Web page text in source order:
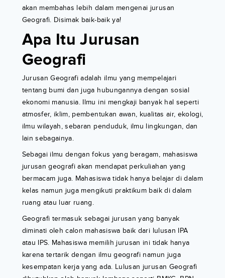
akan membahas lebih dalam mengenai jurusan
Geografi. Disimak baik-baik ya!
Apa Itu Jurusan
Geografi
Jurusan Geografi adalah ilmu yang mempelajari
tentang bumi dan juga hubungannya dengan sosial
ekonomi manusia. Ilmu ini mengkaji banyak hal seperti
atmosfer, iklim, pembentukan awan, kualitas air, ekologi,
ilmu wilayah, sebaran penduduk, ilmu lingkungan, dan
lain sebagainya.
Sebagai ilmu dengan fokus yang beragam, mahasiswa
jurusan geografi akan mendapat perkuliahan yang
bermacam juga. Mahasiswa tidak hanya belajar di dalam
kelas namun juga mengikuti praktikum baik di dalam
ruang atau luar ruang.
Geografi termasuk sebagai jurusan yang banyak
diminati oleh calon mahasiswa baik dari lulusan IPA
atau IPS. Mahasiswa memilih jurusan ini tidak hanya
karena tertarik dengan ilmu geografi namun juga
kesempatan kerja yang ada. Lulusan jurusan Geografi